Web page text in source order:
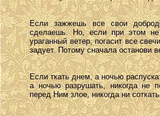
Если зажжешь все свои
сделаешь. Но, если при этом
ураганный ветер, погасит все
задует. Потому сначала останови
Если ткать днем, а ночью
а ночью разрушать, никогда не
перед Ним злое, никогда ни